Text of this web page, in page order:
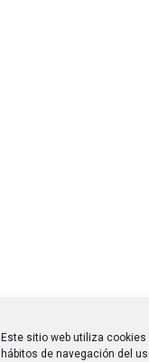
Este sitio web utiliza
hábitos de navegación del